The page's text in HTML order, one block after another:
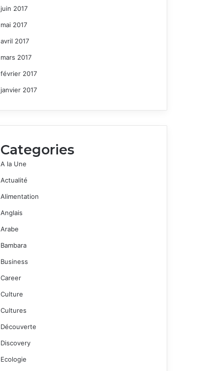
juin 2017
mai 2017
avril 2017
mars 2017
février 2017
janvier 2017
Categories
A la Une
Actualité
Alimentation
Anglais
Arabe
Bambara
Business
Career
Culture
Cultures
Découverte
Discovery
Ecologie